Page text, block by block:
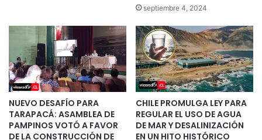
septiembre 4, 2024
NUEVO DESAFÍO PARA
TARAPACÁ: ASAMBLEA DE
PAMPINOS VOTÓ A FAVOR
DE LA CONSTRUCCIÓN DE
CHILE PROMULGA LEY PARA
REGULAR EL USO DE AGUA
DE MAR Y DESALINIZACIÓN
EN UN HITO HISTÓRICO